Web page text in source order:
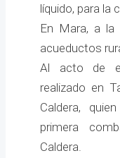
líquido, para la
En Mara, a la
acueductos
Al acto de
realizado en
Caldera,
primera
Caldera.